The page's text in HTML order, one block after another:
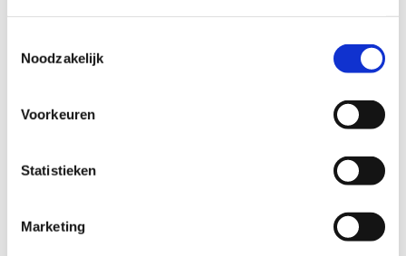
Noodzakelijk
Voorkeuren
Statistieken
Marketing
Dan kun je contact opnemen met Nicole van het Schip,
vianicolevhschip@buurtgezinnen.nl
of bel 06 – 50 89 40
79.